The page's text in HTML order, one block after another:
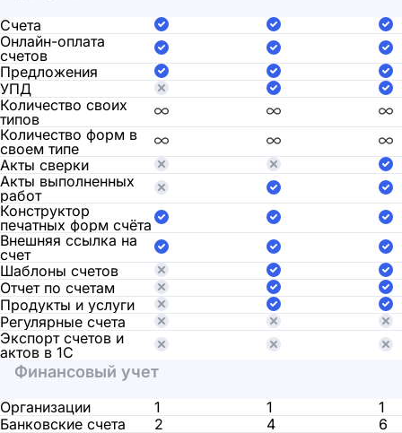
Счета
Онлайн-оплата
счетов
Предложения
УПД
Количество своих
типов
Количество форм в
своем типе
Акты сверки
Акты выполненных
работ
Конструктор
печатных форм счёта
Внешняя ссылка на
счет
Шаблоны счетов
Отчет по счетам
Продукты и услуги
Регулярные счета
Экспорт счетов и
актов в 1С
Финансовый учет
Организации 1 1
1
Банковские счета
2 4
6